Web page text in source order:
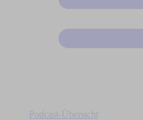
Podcast-Übersicht